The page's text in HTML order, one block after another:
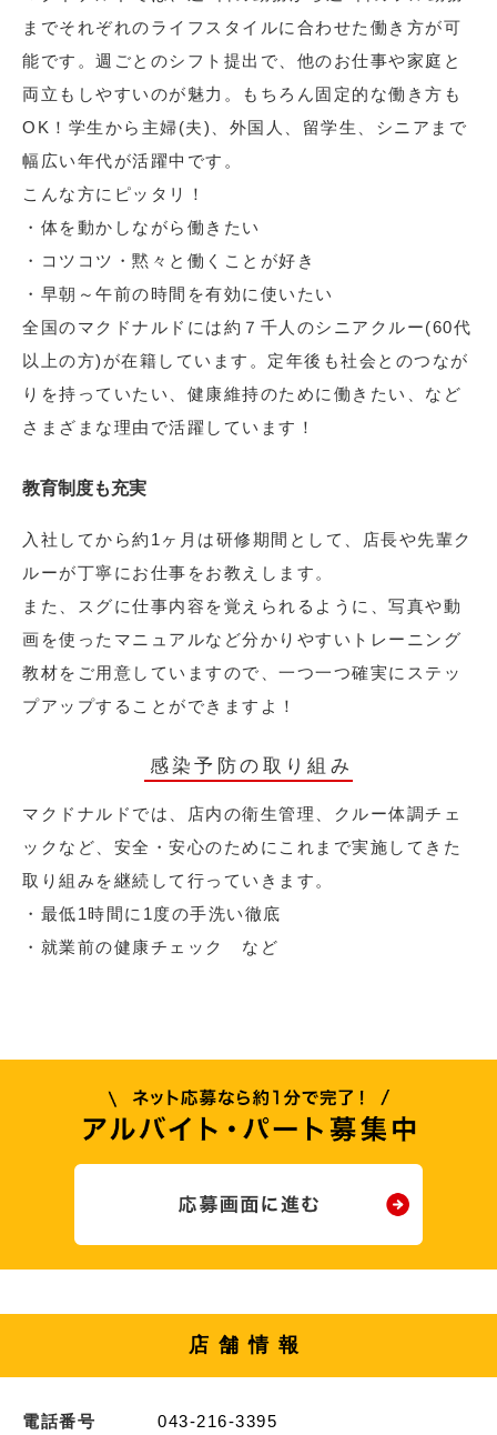
までそれぞれのライフスタイルに合わせた働き方が可
能です。週ごとのシフト提出で、他のお仕事や家庭と
両立もしやすいのが魅力。もちろん固定的な働き方も
OK！学生から主婦(夫)、外国人、留学生、シニアまで
幅広い年代が活躍中です。
こんな方にピッタリ！
・体を動かしながら働きたい
・コツコツ・黙々と働くことが好き
・早朝～午前の時間を有効に使いたい
全国のマクドナルドには約７千人のシニアクルー(60代
以上の方)が在籍しています。定年後も社会とのつなが
りを持っていたい、健康維持のために働きたい、など
さまざまな理由で活躍しています！
教育制度も充実
入社してから約1ヶ月は研修期間として、店長や先輩ク
ルーが丁寧にお仕事をお教えします。
また、スグに仕事内容を覚えられるように、写真や動
画を使ったマニュアルなど分かりやすいトレーニング
教材をご用意していますので、一つ一つ確実にステッ
プアップすることができますよ！
感染予防の取り組み
マクドナルドでは、店内の衛生管理、クルー体調チェ
ックなど、安全・安心のためにこれまで実施してきた
取り組みを継続して行っていきます。
・最低1時間に1度の手洗い徹底
・就業前の健康チェック など
店舗情報
電話番号 043-216-3395